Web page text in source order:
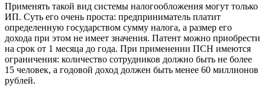
Применять такой вид системы налогообложения могут только
ИП. Суть его очень проста: предприниматель платит
определенную государством сумму налога, а размер его
дохода при этом не имеет значения. Патент можно приобрести
на срок от 1 месяца до года. При применении ПСН имеются
ограничения: количество сотрудников должно быть не более
15 человек, а годовой доход должен быть менее 60 миллионов
рублей.